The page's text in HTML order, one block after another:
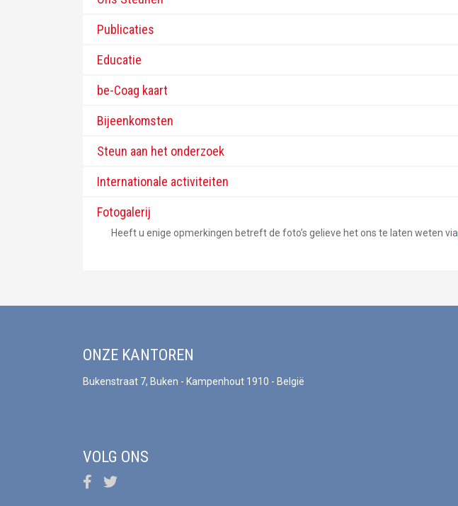
Publicaties
Educatie
be-Coag kaart
Bijeenkomsten
Steun aan het onderzoek
Internationale activiteiten
Fotogalerij
Heeft u enige opmerkingen betreft de foto’s gelieve het ons te laten weten via
ONZE KANTOREN
Bukenstraat 7, Buken - Kampenhout 1910 - België
VOLG ONS